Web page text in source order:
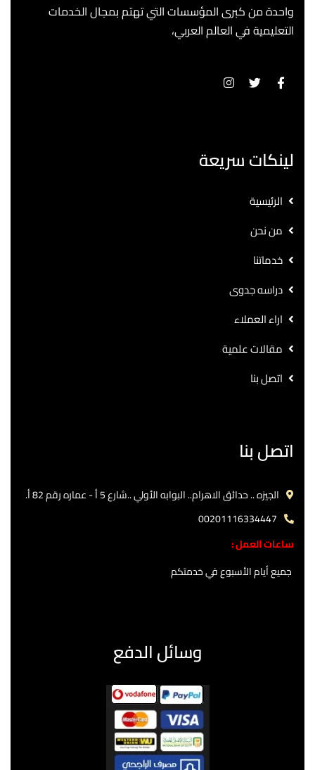
واحدة من كبرى المؤسسات التي تهتم بمجال الخدمات
التعليمية في العالم العربي،
لينكات سريعة
الرئيسية
من نحن
خدماتنا
دراسه جدوى
اراء العملاء
مقالات علمية
اتصل بنا
اتصل بنا
الجيزه .. حدائق الاهرام.. البوابه الأولي ..شارع 5 أ - عماره رقم 82 أ.
00201116334447
ساعات العمل :
جميع أيام الأسبوع في خدمتكم
وسائل الدفع